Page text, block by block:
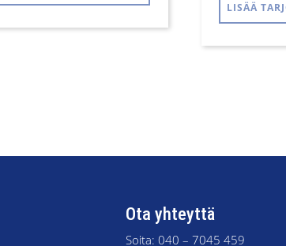
LISÄÄ
Ota yhteyttä
Soita: 040 – 7045 459